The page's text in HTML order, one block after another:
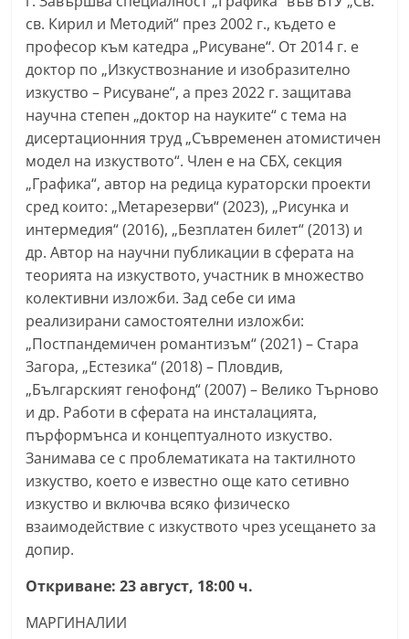
св. Кирил и Методий“ през 2002 г., където е
професор към катедра „Рисуване“. От 2014 г. е
доктор по „Изкуствознание и изобразително
изкуство – Рисуване“, а през 2022 г. защитава
научна степен „доктор на науките“ с тема на
дисертационния труд „Съвременен атомистичен
модел на изкуството“. Член е на СБХ, секция
„Графика“, автор на редица кураторски проекти
сред които: „Метарезерви“ (2023), „Рисунка и
интермедия“ (2016), „Безплатен билет“ (2013) и
др. Автор на научни публикации в сферата на
теорията на изкуството, участник в множество
колективни изложби. Зад себе си има
реализирани самостоятелни изложби:
„Постпандемичен романтизъм“ (2021) – Стара
Загора, „Естезика“ (2018) – Пловдив,
„Българският генофонд“ (2007) – Велико Търново
и др. Работи в сферата на инсталацията,
пърформънса и концептуалното изкуство.
Занимава се с проблематиката на тактилното
изкуство, което е известно още като сетивно
изкуство и включва всяко физическо
взаимодействие с изкуството чрез усещането за
допир.
Откриване: 23 август, 18:00 ч.
МАРГИНАЛИИ